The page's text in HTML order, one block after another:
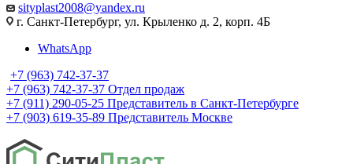
sityplast2008@yandex.ru
г. Санкт-Петербург, ул. Крыленко д. 2, корп. 4Б
WhatsApp
+7 (963) 742-37-37
+7 (963) 742-37-37 Отдел продаж
+7 (911) 290-05-25 Представитель в Санкт-Петербурге
+7 (903) 619-35-89 Представитель Москве